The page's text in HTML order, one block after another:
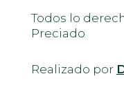
Todos lo
Preciado
Realizado por